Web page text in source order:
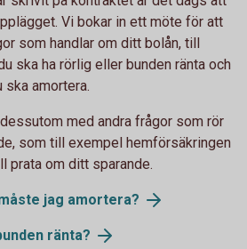
Vi bokar in ett möte för att
som handlar om ditt bolån, till
ska ha rörlig eller bunden ränta och
ska amortera.
med andra frågor som rör
som till exempel hemförsäkringen
prata om ditt sparande.
jag amortera?
ränta?